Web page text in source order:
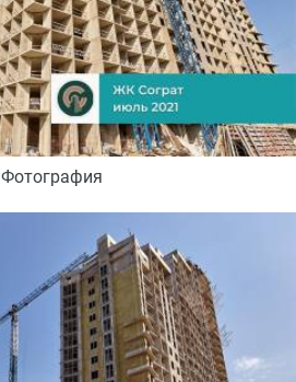
Фотография